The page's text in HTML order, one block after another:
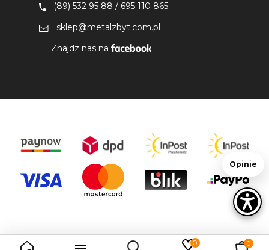
0 0
(89) 532 95 88 / 695 110 865
sklep@metalzbyt.com.pl
Znajdz nas na
Opinie